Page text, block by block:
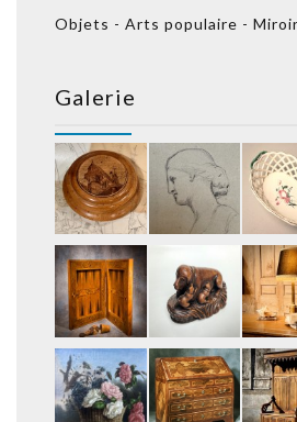
Objets - Arts populaire -
Galerie